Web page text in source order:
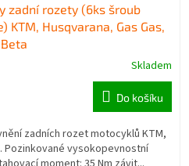
zadní rozety (6ks šroub
Husqvarana, Gas Gas,
Beta
Skladem
Do košíku
zadních rozet motocyklů KTM,
Pozinkované vysokopevnostní